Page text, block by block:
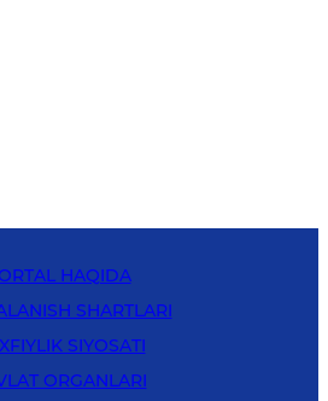
HAQIDA
SHARTLARI
SIYOSATI
ORGANLARI